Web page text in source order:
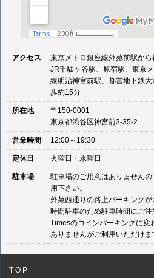
アクセス
東京メトロ銀座線外苑前駅か
JR千駄ヶ谷駅、原宿駅、東京
線明治神宮前駅、都営地下鉄
歩約15分
所在地
〒150-0001
東京都渋谷区神宮前3-35-2
営業時間 12:00～19:30
定休日 火曜日・水曜日
駐車場
駐車場のご用意はありません
用下さい。
外苑西通りの路上パーキング
時間駐車のため駐車時間にご
Timesのコインパーキングに変
ありませんがご利用いただけま
TOP